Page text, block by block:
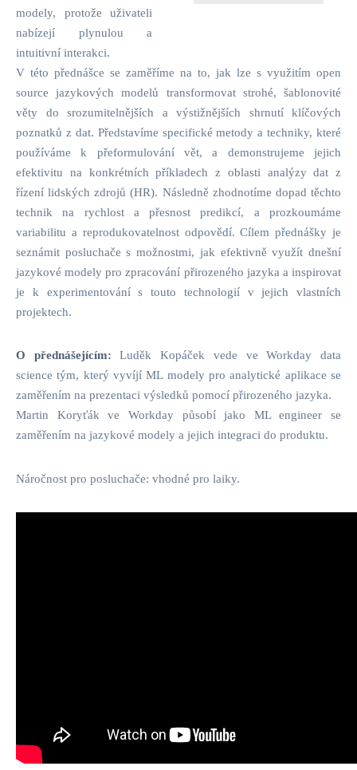
modely, protože uživateli
nabízejí plynulou a
intuitivní interakci.
V této přednášce se zaměříme na to, jak lze s využitím open
source jazykových modelů transformovat strohé, šablonovité
věty do srozumitelnějších a výstižnějších shrnutí klíčových
poznatků z dat. Představíme specifické metody a techniky, které
používáme k přeformulování vět, a demonstrujeme jejich
efektivitu na konkrétních příkladech z oblasti analýzy dat z
řízení lidských zdrojů (HR). Následně zhodnotíme dopad těchto
technik na rychlost a přesnost predikcí, a prozkoumáme
variabilitu a reprodukovatelnost odpovědí. Cílem přednášky je
seznámit posluchače s možnostmi, jak efektivně využít dnešní
jazykové modely pro zpracování přirozeného jazyka a inspirovat
je k experimentování s touto technologií v jejich vlastních
projektech.
O přednášejícím: Luděk Kopáček vede ve Workday data
science tým, který vyvíjí ML modely pro analytické aplikace se
zaměřením na prezentaci výsledků pomocí přirozeného jazyka.
Martin Koryťák ve Workday působí jako ML engineer se
zaměřením na jazykové modely a jejich integraci do produktu.
Náročnost pro posluchače: vhodné pro laiky.